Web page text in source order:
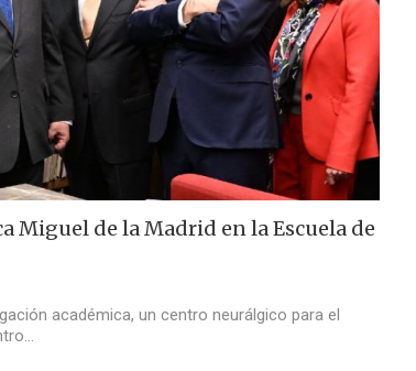
Miguel de la Madrid en la Escuela de
académica, un centro neurálgico para el